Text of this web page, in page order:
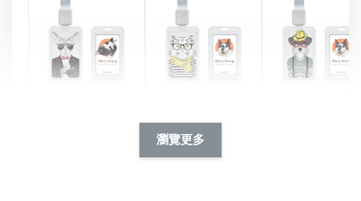
件套(附伸縮卡扣)
CSAA05
瀏覽更多